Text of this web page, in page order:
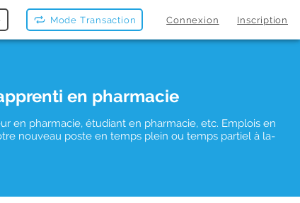
Mode Transaction Connexion Inscription
en pharmacie
en pharmacie, étudiant en pharmacie, etc. Emplois en
nouveau poste en temps plein ou temps partiel à la-